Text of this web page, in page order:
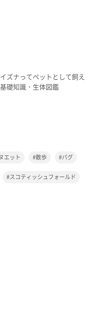
ズナってペットとして飼え
礎知識・生体図鑑
エット 散歩 パグ
スコティッシュフォールド